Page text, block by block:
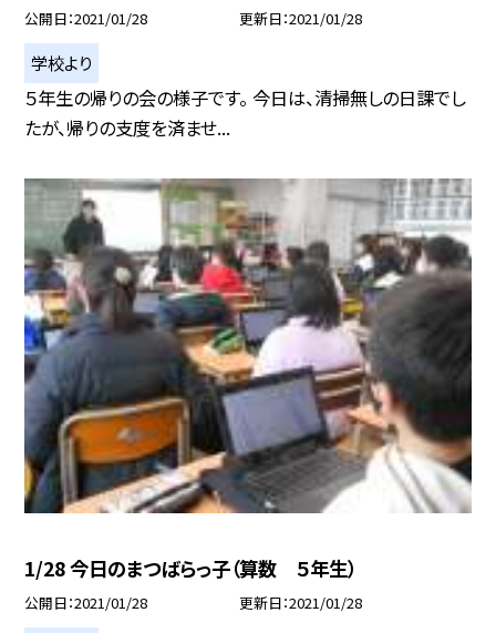
公開日 2021/01/28 更新日 2021/01/28
学校より
５年生の帰りの会の様子です。 今日は、清掃無しの日課でし
たが、帰りの支度を済ませ...
1/28 今日のまつばらっ子（算数 ５年生）
公開日 2021/01/28 更新日 2021/01/28